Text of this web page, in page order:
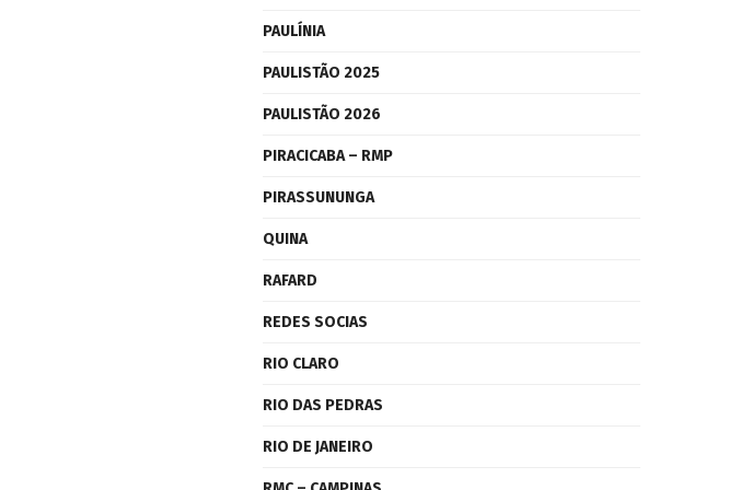
PAULÍNIA
PAULISTÃO 2025
PAULISTÃO 2026
PIRACICABA – RMP
PIRASSUNUNGA
QUINA
RAFARD
REDES SOCIAS
RIO CLARO
RIO DAS PEDRAS
RIO DE JANEIRO